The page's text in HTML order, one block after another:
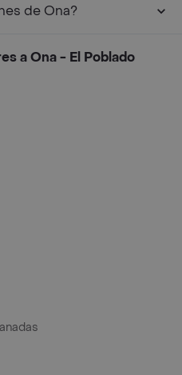
de Ona?
a Ona - El Poblado